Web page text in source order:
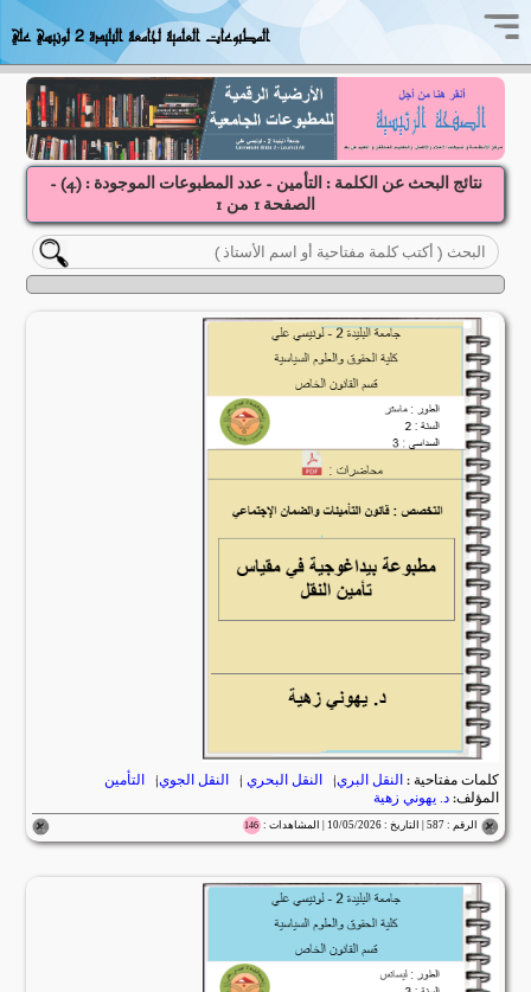
المطبوعات العلمية لجامعة البليدة 2 لونيسي علي
نتائج البحث عن الكلمة : التأمين - عدد المطبوعات الموجودة : (4
) -
الصفحة 1 من 1
كلمات مفتاحية : النقل البري| النقل البحري | النقل الجوي| التأمين
المؤلف:د. يهوني زهية
الرقم : 587 | التاريخ : 10/05/2026 | المشاهدات : 146